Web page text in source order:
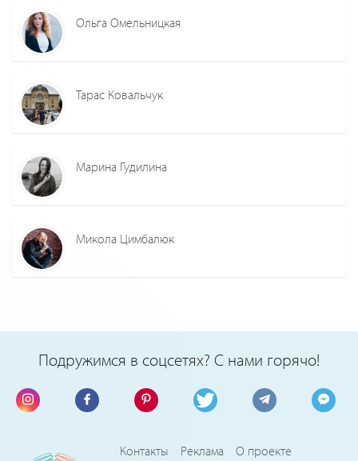
Ольга Омельницкая
Тарас Ковальчук
Марина Гудилина
Микола Цимбалюк
Подружимся в соцсетях? С нами горячо!
Контакты Реклама О проекте